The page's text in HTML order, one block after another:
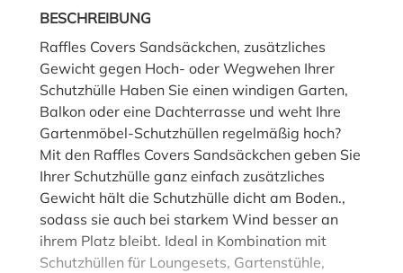
BESCHREIBUNG
Raffles Covers Sandsäckchen, zusätzliches
Gewicht gegen Hoch- oder Wegwehen Ihrer
Schutzhülle Haben Sie einen windigen Garten,
Balkon oder eine Dachterrasse und weht Ihre
Gartenmöbel-Schutzhüllen regelmäßig hoch?
Mit den Raffles Covers Sandsäckchen geben Sie
Ihrer Schutzhülle ganz einfach zusätzliches
Gewicht hält die Schutzhülle dicht am Boden.,
sodass sie auch bei starkem Wind besser an
ihrem Platz bleibt. Ideal in Kombination mit
Schutzhüllen für Loungesets, Gartenstühle,